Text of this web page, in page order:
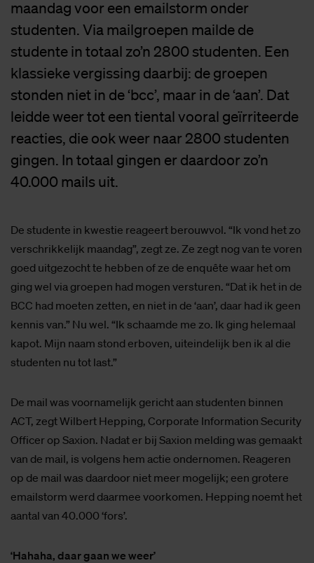
maandag voor een emailstorm onder
studenten. Via mailgroepen mailde de
studente in totaal zo’n 2800 studenten. Een
klassieke vergissing daarbij: de groepen
stonden niet in de ‘bcc’, maar in de ‘aan’. Dat
leidde weer tot een tiental vooral geïrriteerde
reacties, die ook weer naar 2800 studenten
gingen. In totaal gingen er daardoor zo’n
40.000 mails uit.
De studente in kwestie reageert berouwvol. “Ik vond het zo
verschrikkelijk maandag”, zegt ze. Ze zegt nog van te voren
goed uitgezocht te hebben of ze de enquête waar het om
ging wel via groepen had mogen versturen. “Dat ik het in de
BCC had moeten zetten, en niet in de ‘aan’, daar had ik geen
kennis van.” Nu wel. “Ik schaamde me zo. Ik ging helemaal
kapot. Mijn naam stond erboven, uiteindelijk ben ik al die
studenten nu tot last.”
De mail was voornamelijk gericht aan studenten binnen
ACT, zegt Wilbert Hepping, Corporate Information Security
Officer op Saxion. Nadat er bij Saxion melding was gemaakt
van de mail, is volgens hem actie ondernomen. Reageren
op de mail was daardoor niet meer mogelijk; een grotere
emailstorm werd daarmee voorkomen. Hepping noemt het
aantal van 40.000 ‘fors’.
‘Hahaha, daar gaan we weer’